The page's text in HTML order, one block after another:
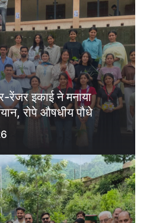
रेंजर इकाई ने मनाया
रोपे औषधीय पौधे